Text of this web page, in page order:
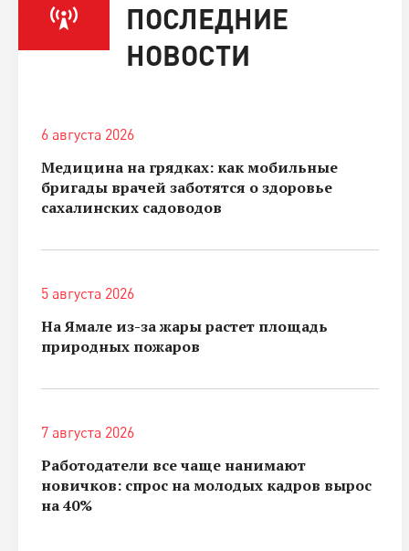
ПОСЛЕДНИЕ
НОВОСТИ
6 августа 2026
Медицина на грядках: как мобильные
бригады врачей заботятся о здоровье
сахалинских садоводов
5 августа 2026
На Ямале из-за жары растет площадь
природных пожаров
7 августа 2026
Работодатели все чаще нанимают
новичков: спрос на молодых кадров вырос
на 40%